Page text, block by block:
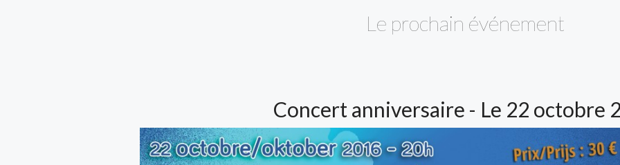
Le prochain événement
Concert anniversaire - Le 22 octobre